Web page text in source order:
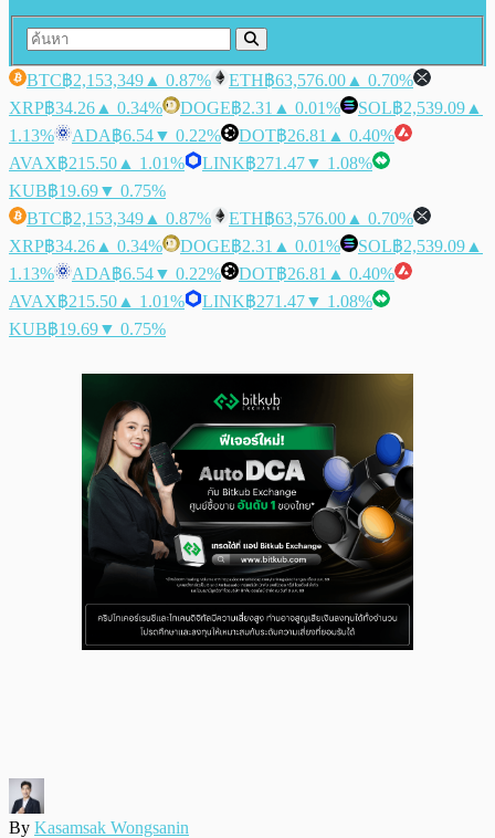
BTC฿2,153,349 ▲ 0.87% ETH฿63,576.00 ▲ 0.70%
XRP฿34.26 ▲ 0.34% DOGE฿2.31 ▲ 0.01% SOL฿2,539.09 ▲
1.13%
ADA฿6.54▼ 0.22% DOT฿26.81 ▲ 0.40%
AVAX฿215.50 ▲ 1.01% LINK฿271.47▼ 1.08%
KUB฿19.69▼ 0.75%
BTC฿2,153,349 ▲ 0.87% ETH฿63,576.00 ▲ 0.70%
XRP฿34.26 ▲ 0.34% DOGE฿2.31 ▲ 0.01% SOL฿2,539.09 ▲
1.13%
ADA฿6.54▼ 0.22% DOT฿26.81 ▲ 0.40%
AVAX฿215.50 ▲ 1.01% LINK฿271.47▼ 1.08%
KUB฿19.69▼ 0.75%
By Kasamsak Wongsanin